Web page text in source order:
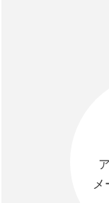
メ